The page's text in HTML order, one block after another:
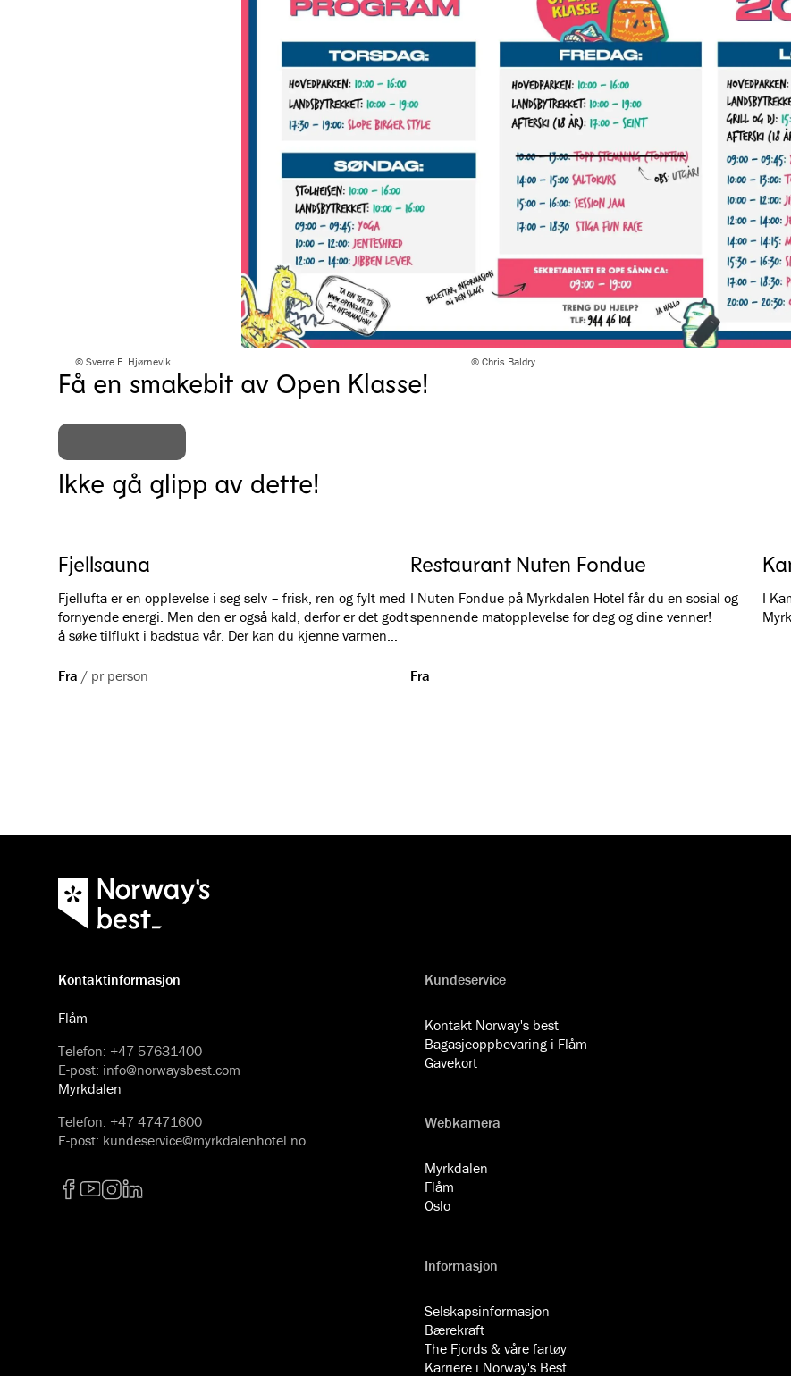
© Sverre F. Hjørnevik © Chris Baldry
Få en smakebit av Open Klasse!
Ikke gå glipp av dette!
Fjellsauna
Fjellufta er en opplevelse i seg selv – frisk, ren og fylt med
fornyende energi. Men den er også kald, derfor er det godt
å søke tilflukt i badstua vår. Der kan du kjenne varmen
fortsatt kan hvile øynene på Myrkdalens vakre fjelltopper.
Fra / pr person
Restaurant Nuten Fondue
I Nuten Fondue på Myrkdalen Hotel får du en sosial og
spennende matopplevelse for deg og dine venner!
Fra
I
Kontaktinformasjon
Flåm
Telefon: +47 57631400
E-post: info@norwaysbest.com
Myrkdalen
Telefon: +47 47471600
E-post: kundeservice@myrkdalenhotel.no
Kundeservice
Kontakt Norway's best
Bagasjeoppbevaring i Flåm
Gavekort
Webkamera
Myrkdalen
Flåm
Oslo
Informasjon
Selskapsinformasjon
Bærekraft
The Fjords & våre fartøy
Karriere i Norway's Best